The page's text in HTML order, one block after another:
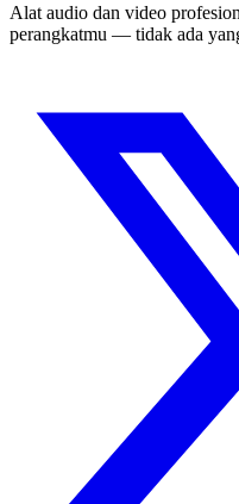
Alat audio dan video
perangkatmu — tidak ada